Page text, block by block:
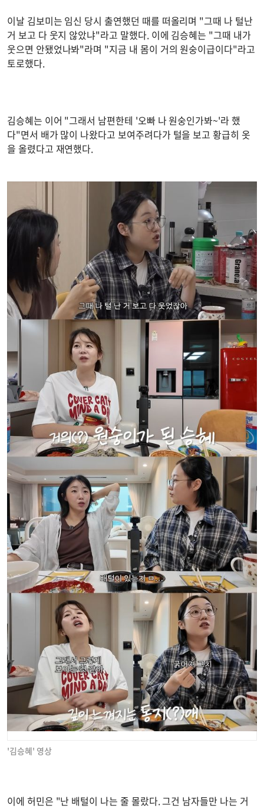
이날 김보미는 임신 당시 출연했던 때를 떠올리며 "그때 나 털난
거 보고 다 웃지 않았냐"라고 말했다. 이에 김승혜는 "그때 내가
웃으면 안됐었나봐"라며 "지금 내 몸이 거의 원숭이급이다"라고
토로했다.
김승혜는 이어 "그래서 남편한테 '오빠 나 원숭인가봐~'라 했
다"면서 배가 많이 나왔다고 보여주려다가 털을 보고 황급히 옷
을 올렸다고 재연했다.
'김승혜' 영상
이에 허민은 "난 배털이 나는 줄 몰랐다. 그건 남자들만 나는 거